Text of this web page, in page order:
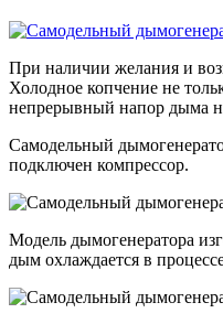
При наличии желания и
Холодное копчение не
непрерывный напор дыма
Самодельный
подключен компрессор.
Модель дымогенератора
дым охлаждается в